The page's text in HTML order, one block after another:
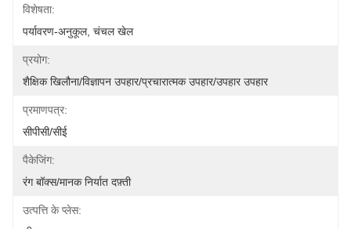
विशेषता:
पर्यावरण-अनुकूल, चंचल खेल
प्रयोग:
शैक्षिक खिलौना/विज्ञापन उपहार/प्रचारात्मक उपहार/उपहार उपहार
प्रमाणपत्र:
सीपीसी/सीई
पैकेजिंग:
रंग बॉक्स/मानक निर्यात दफ़्ती
उत्पत्ति के प्लेस: